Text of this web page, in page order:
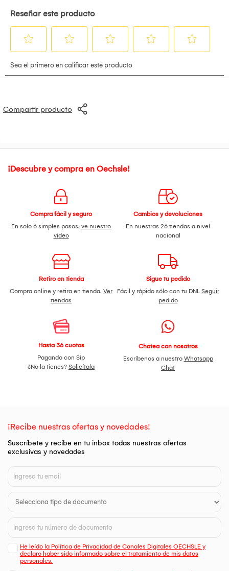
Compartir producto
¡Descubre y compra en Oechsle!
Compra fácil y seguro
En solo 6 simples pasos, ve nuestro
video
Cambios y devoluciones
En nuestras 26 tiendas a nivel
nacional
Retiro en tienda
Compra online y retira en tienda. Ver
tiendas
Sigue tu pedido
Fácil y rápido sólo con tu DNI. Seguir
pedido
Hasta 36 cuotas
Pagando con Sip
¿No la tienes? Solicítala
Chatea con nosotros
Escríbenos a nuestro Whatsapp
Chat
¡Recibe nuestras ofertas y novedades!
Suscríbete y recibe en tu inbox todas nuestras ofertas
exclusivas y novedades
He leído la Política de Privacidad de Canales Digitales OECHSLE y
declaro haber sido informado sobre el tratamiento de mis datos
personales.